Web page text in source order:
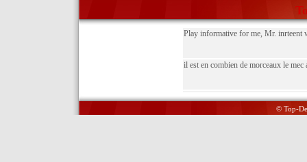
Play informative for me, Mr. inrteent
il est en combien de morceaux le
© Top-